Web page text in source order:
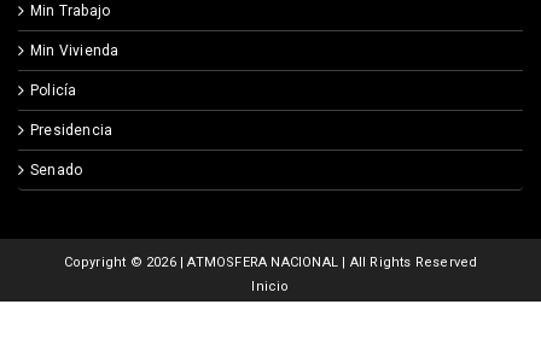
Min Trabajo
Min Vivienda
Policía
Presidencia
Senado
Copyright © 2026 | ATMOSFERA NACIONAL | All Rights Reserved
Inicio